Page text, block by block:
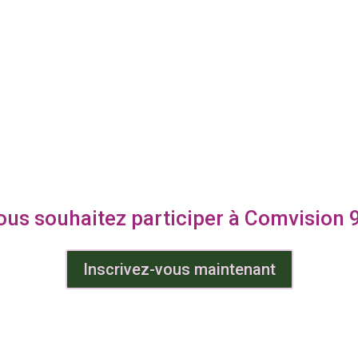
souhaitez participer à Comvision
Inscrivez-vous maintenant